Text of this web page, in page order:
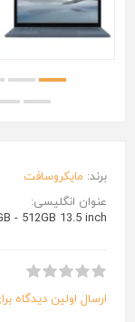
برند: مایکروسافت
عنوان انگلیسی:
- 512GB 13.5 inch
ارسال اولین دیدگاه